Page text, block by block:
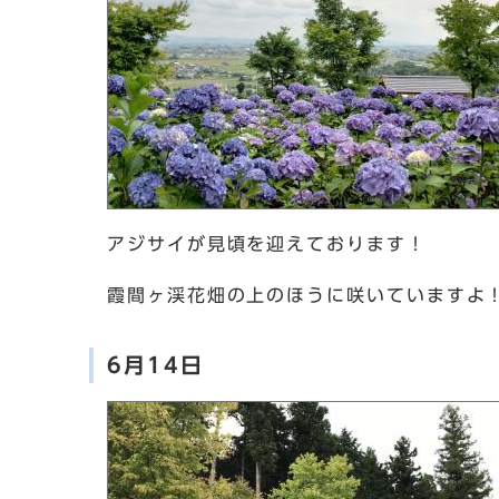
アジサイが見頃を迎えております！
霞間ヶ渓花畑の上のほうに咲いていますよ
6月14日